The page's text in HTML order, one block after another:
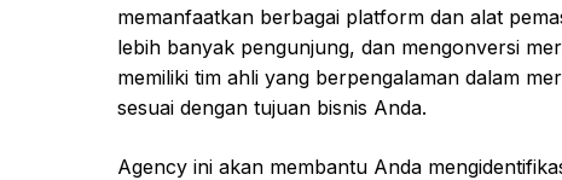
memanfaatkan berbagai platform dan alat
lebih banyak pengunjung, dan mengonversi
memiliki tim ahli yang berpengalaman dalam
sesuai dengan tujuan bisnis Anda.
Agency ini akan membantu Anda